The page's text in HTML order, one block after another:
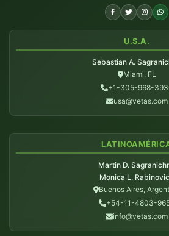
U.S.A.
Sebastian A.
Miami, FL
+1-305-968-
usa@vetas.com
Martin D.
Monica L.
Buenos Aires,
+54-11-4803-
info@vetas.com